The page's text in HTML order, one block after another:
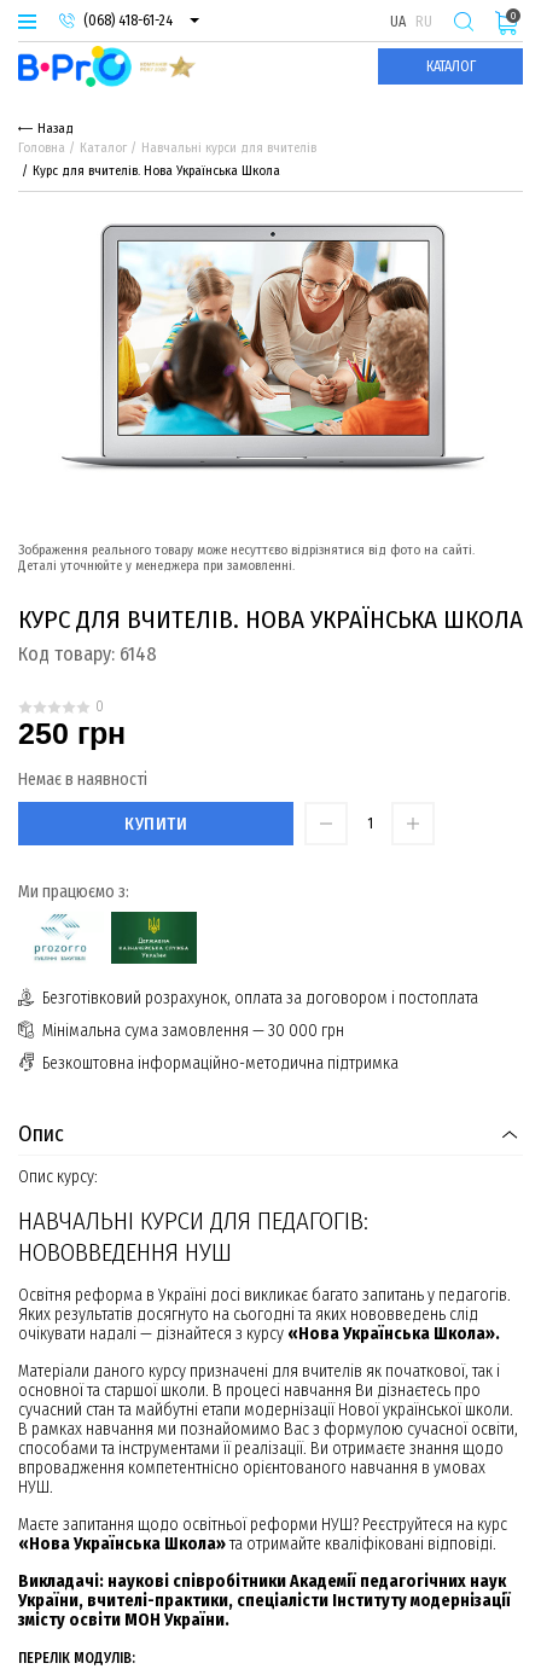
(068) 418-61-24
(093) 974-66-94
(095) 987-29-55
UA RU
КАТАЛОГ
0
Назад
Головна
Каталог
Навчальні курси для вчителів
Курс для вчителів. Нова Українська Школа
Зображення реального товару може несуттєво відрізнятися від фото на сайті.
Деталі уточнюйте у менеджера при замовленні.
КУРС ДЛЯ ВЧИТЕЛІВ. НОВА УКРАЇНСЬКА ШКОЛА
Код товару: 6148
0
250 грн
Немає в наявності
КУПИТИ
Ми працюємо з:
Безготівковий розрахунок, оплата за договором і постоплата
Мінімальна сума замовлення — 30 000 грн
Безкоштовна інформаційно-методична підтримка
Опис
Опис курсу:
НАВЧАЛЬНІ КУРСИ ДЛЯ ПЕДАГОГІВ:
НОВОВВЕДЕННЯ НУШ
Освітня реформа в Україні досі викликає багато запитань у педагогів.
Яких результатів досягнуто на сьогодні та яких нововведень слід
очікувати надалі — дізнайтеся з курсу «Нова Українська Школа».
Матеріали даного курсу призначені для вчителів як початкової, так і
основної та старшої школи. В процесі навчання Ви дізнаєтесь про
сучасний стан та майбутні етапи модернізації Нової української школи.
В рамках навчання ми познайомимо Вас з формулою сучасної освіти,
способами та інструментами її реалізації. Ви отримаєте знання щодо
впровадження компетентнісно орієнтованого навчання в умовах
НУШ.
Маєте запитання щодо освітньої реформи НУШ? Реєструйтеся на курс
«Нова Українська Школа»та отримайте кваліфіковані відповіді.
Викладачі: наукові співробітники Академії педагогічних наук
України, вчителі-практики, спеціалісти Інституту модернізації
змісту освіти МОН України.
ПЕРЕЛІК МОДУЛІВ: